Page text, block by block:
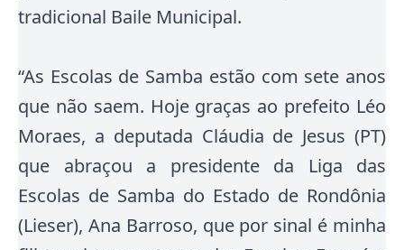
tradicional Baile Municipal.
“As Escolas de Samba estão com sete anos
que não saem. Hoje graças ao prefeito Léo
Moraes, a deputada Cláudia de Jesus (PT)
que abraçou a presidente da Liga das
Escolas de Samba do Estado de Rondônia
(Lieser), Ana Barroso, que por sinal é minha